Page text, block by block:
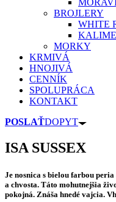
BROJLERY
WHITE
MORKY
KRMIVÁ
HNOJIVÁ
CENNÍK
SPOLUPRÁCA
KONTAKT
POSLAŤDOPYT
ISA SUSSEX
Je nosnica s bielou farbou
a chvosta. Táto mohutnejšia
pokojná. Znáša hnedé vajcia.